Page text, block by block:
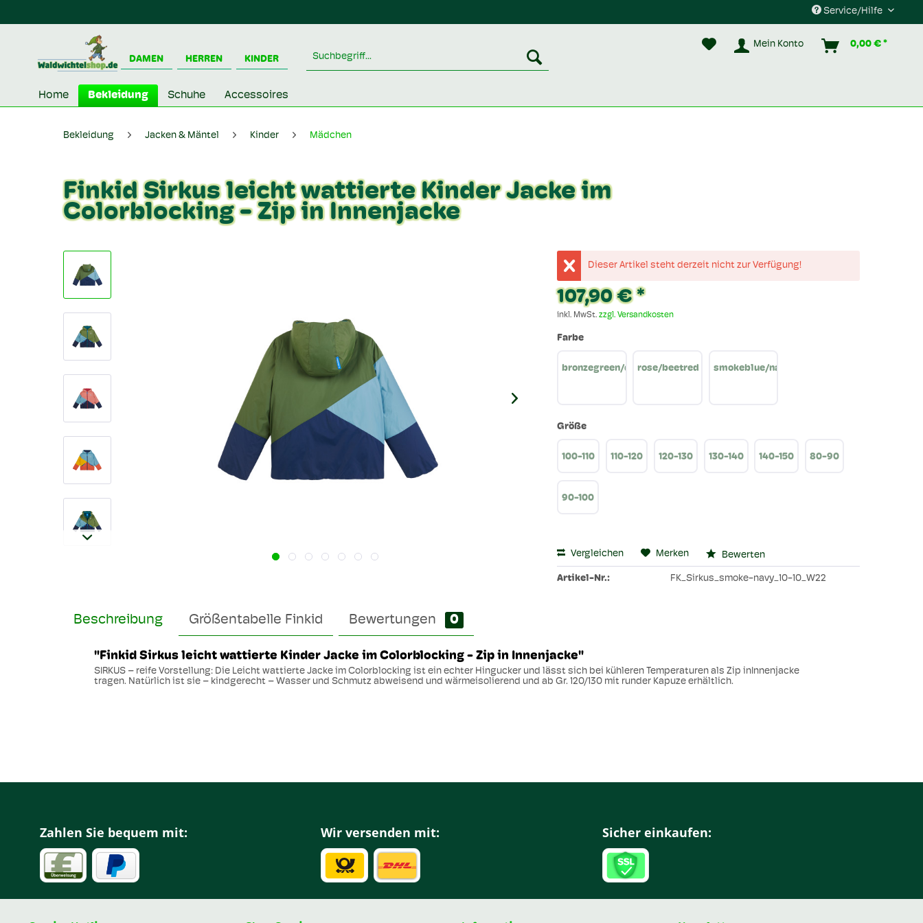
Service/Hilfe
DAMEN HERREN KINDER
Mein Konto 0,00 € *
Home Bekleidung Schuhe Accessoires
Bekleidung Jacken & Mäntel Kinder Mädchen
Finkid Sirkus leicht wattierte Kinder Jacke im
Colorblocking - Zip in Innenjacke
Dieser Artikel steht derzeit nicht zur Verfügung!
107,90 € *
inkl. MwSt.zzgl. Versandkosten
Farbe
bronzegreen/deeptealrose/beetred smokeblue/navy
Größe
100-110 110-120 120-130 130-140 140-150 80-90
90-100
Vergleichen Merken Bewerten
Artikel-Nr.: FK_Sirkus_smoke-navy_10-10_W22
Beschreibung Größentabelle Finkid Bewertungen 0
"Finkid Sirkus leicht wattierte Kinder Jacke im Colorblocking - Zip in Innenjacke"
SIRKUS – reife Vorstellung: Die Leicht wattierte Jacke im Colorblocking ist ein echter Hingucker und lässt sich bei kühleren Temperaturen als Zip inInnenjacke
tragen. Natürlich ist sie – kindgerecht – Wasser und Schmutz abweisend und wärmeisolierend und ab Gr. 120/130 mit runder Kapuze erhältlich.
Zahlen Sie bequem mit: Wir versenden mit: Sicher einkaufen: